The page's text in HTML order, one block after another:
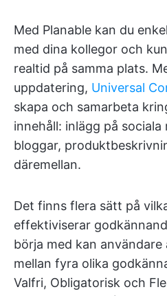
Med Planable kan du
med dina kollegor och
realtid på samma plats.
uppdatering, Universal
skapa och samarbeta
innehåll: inlägg på
bloggar,
däremellan.
Det finns flera sätt på
effektiviserar
börja med kan användare
mellan fyra olika
Valfri, Obligatorisk och